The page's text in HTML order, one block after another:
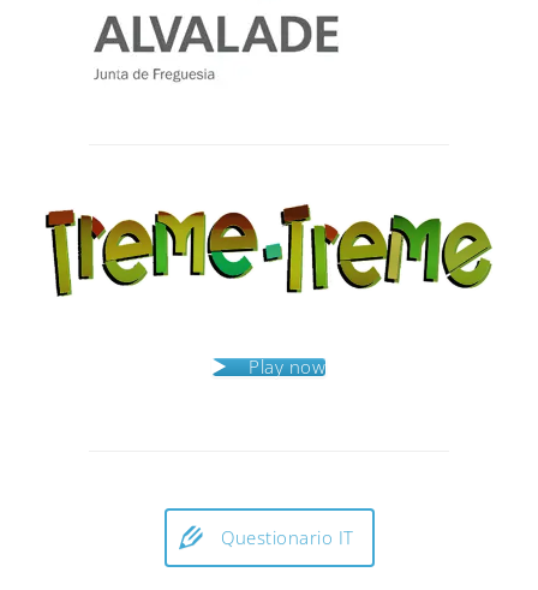
Play now
Questionario IT